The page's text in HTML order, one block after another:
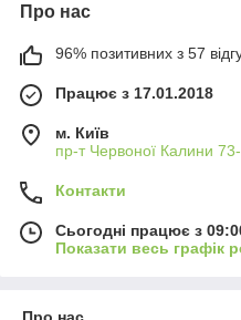
Про нас
96% позитивних з 57
Працює з 17.01.2018
м. Київ
пр-т Червоної Калини
Контакти
Сьогодні працює з
Показати весь графік
Про нас